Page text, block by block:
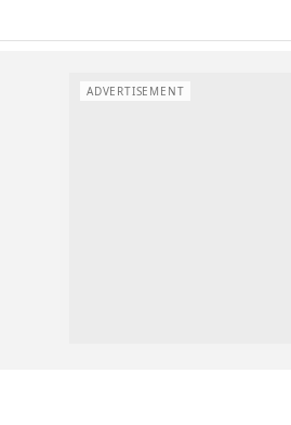
ADVERTISEMENT